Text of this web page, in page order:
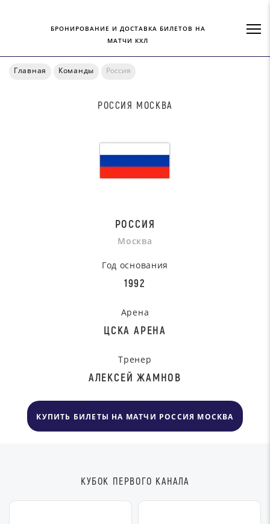
БРОНИРОВАНИЕ И ДОСТАВКА БИЛЕТОВ НА
МАТЧИ КХЛ
Главная Команды Россия
РОССИЯ МОСКВА
РОССИЯ
Москва
Год основания
1992
Арена
ЦСКА АРЕНА
Тренер
АЛЕКСЕЙ ЖАМНОВ
КУПИТЬ БИЛЕТЫ НА МАТЧИ РОССИЯ МОСКВА
КУБОК ПЕРВОГО КАНАЛА